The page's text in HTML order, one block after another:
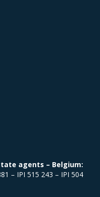
agents – Belgium:
– IPI 515 243 – IPI 504